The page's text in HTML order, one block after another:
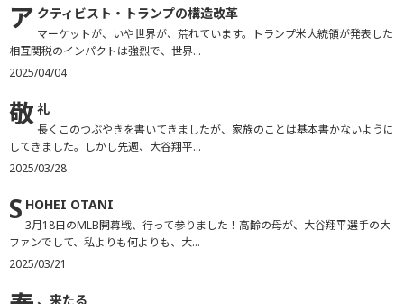
ア クティビスト・トランプの構造改革
マーケットが、いや世界が、荒れています。トランプ米大統領が発表した
相互関税のインパクトは強烈で、世界...
2025/04/04
敬礼
長くこのつぶやきを書いてきましたが、家族のことは基本書かないように
してきました。しかし先週、大谷翔平...
2025/03/28
S HOHEI OTANI
3月18日のMLB開幕戦、行って参りました！高齢の母が、大谷翔平選手の大
ファンでして、私よりも何よりも、大...
2025/03/21
、来たる